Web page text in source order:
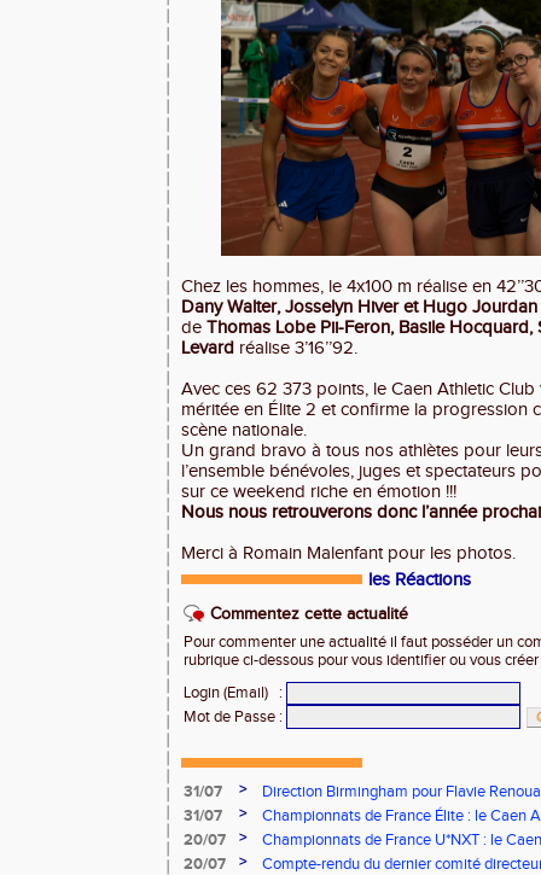
Chez les hommes, le 4x100 m réalise en
Dany Walter, Josselyn Hiver et Hugo Jourdan
de Thomas Lobe Pii-Feron, Basile Hocquard,
Levard réalise 3’16’’92.
Avec ces 62 373 points, le Caen Athletic
méritée en Élite 2 et confirme la progression
scène nationale.
Un grand bravo à tous nos athlètes pour
l’ensemble bénévoles, juges et spectateurs
sur ce weekend riche en émotion !!!
Nous nous retrouverons donc l’année
Merci à Romain Malenfant pour les photos.
les Réactions
Commentez cette actualité
Pour commenter une actualité il faut posséder un
rubrique ci-dessous pour vous identifier ou vous
Login (Email)
:
Mot de Passe :
31/07 >
Direction Birmingham pour Flavie
31/07
>
Championnats de France Élite : le Caen
vous à Albi !
20/07 >
Championnats de France U*NXT : le
Stade Charléty !
20/07 >
Compte-rendu du dernier comité